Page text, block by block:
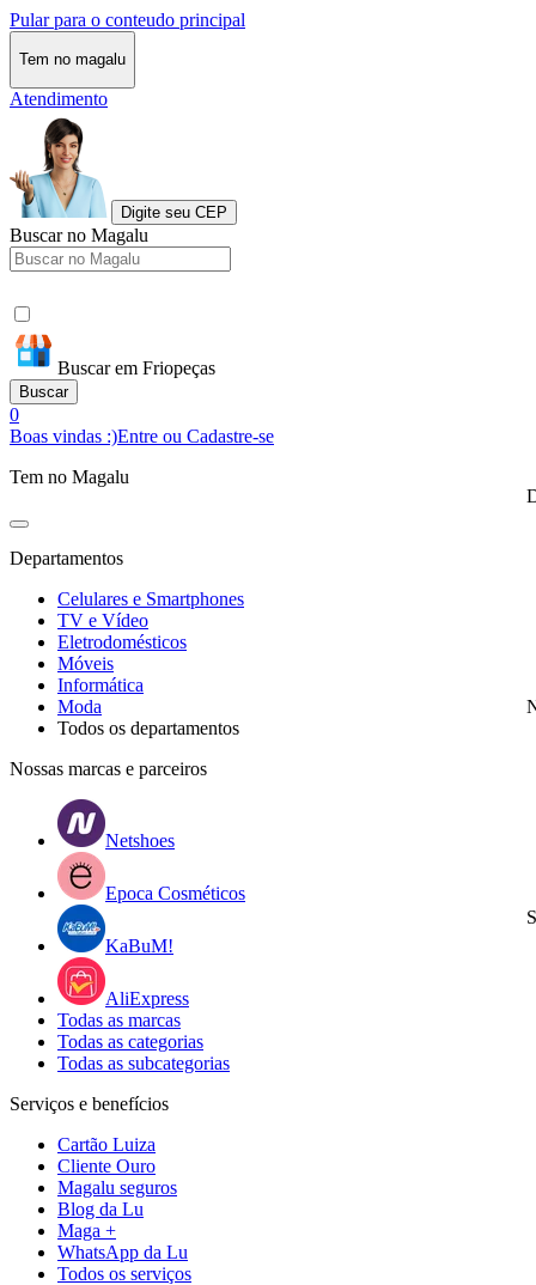
Pular para o conteudo principal
Tem no magalu
Atendimento
Digite seu CEP
Buscar no Magalu
Buscar em Friopeças
Buscar
0
Boas vindas :)Entre ou Cadastre-se
Tem no Magalu
Departamentos
Celulares e Smartphones
TV e Vídeo
Eletrodomésticos
Móveis
Informática
Moda
Todos os departamentos
Nossas marcas e parceiros
Netshoes
Epoca Cosméticos
KaBuM!
AliExpress
Todas as marcas
Todas as categorias
Todas as subcategorias
Serviços e benefícios
Cartão Luiza
Cliente Ouro
Magalu seguros
Blog da Lu
Maga +
WhatsApp da Lu
Todos os serviços